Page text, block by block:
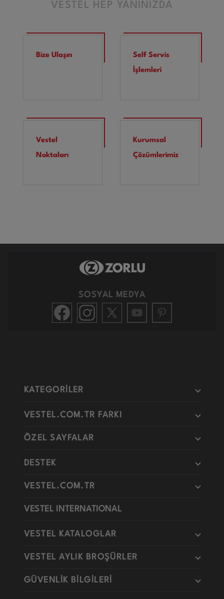
VESTEL HEP YANINIZDA
Bize Ulaşın
Self Servis
İşlemleri
Vestel
Noktaları
Kurumsal
Çözümlerimiz
SOSYAL MEDYA
KATEGORİLER
VESTEL.COM.TR FARKI
ÖZEL SAYFALAR
DESTEK
VESTEL.COM.TR
VESTEL INTERNATIONAL
VESTEL KATALOGLAR
VESTEL AYLIK BROŞÜRLER
GÜVENLİK BİLGİLERİ